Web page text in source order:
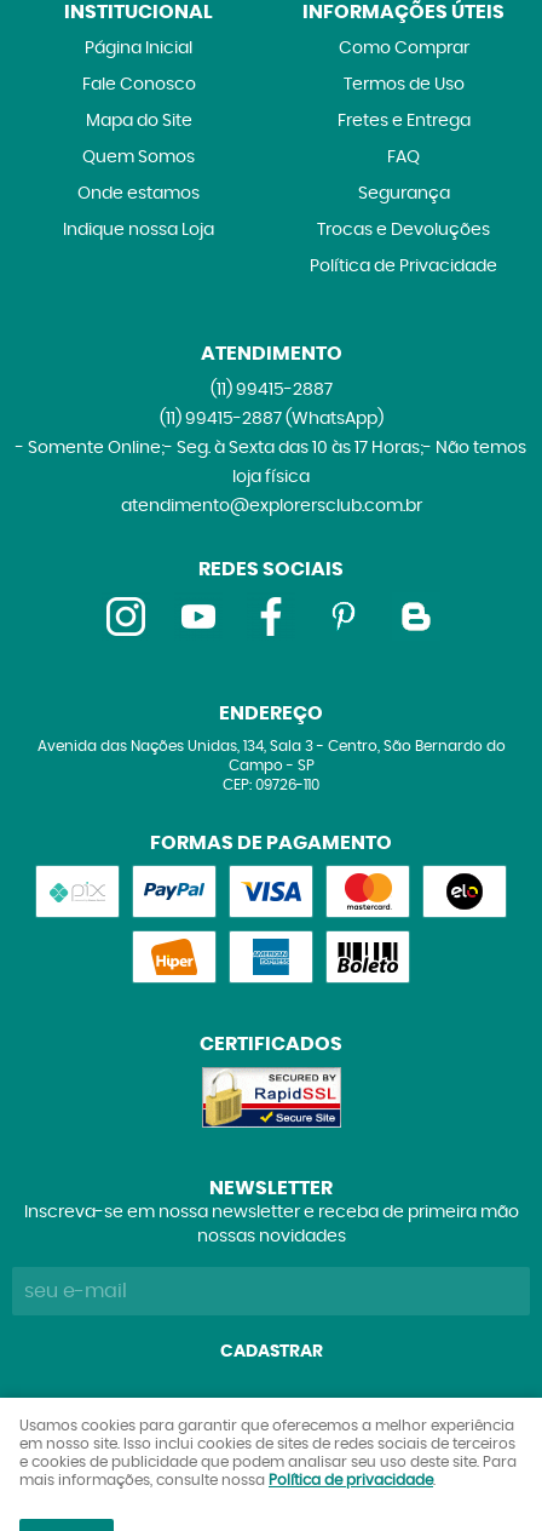
INSTITUCIONAL
Página Inicial
Fale Conosco
Mapa do Site
Quem Somos
Onde estamos
Indique nossa Loja
INFORMAÇÕES ÚTEIS
Como Comprar
Termos de Uso
Fretes e Entrega
FAQ
Segurança
Trocas e Devoluções
Política de Privacidade
ATENDIMENTO
(11)99415-2887
(11)99415-2887 (WhatsApp)
- Somente Online;- Seg. à Sexta das 10 às 17 Horas;- Não temos
loja física
atendimento@explorersclub.com.br
REDES SOCIAIS
ENDEREÇO
Avenida das Nações Unidas, 134, Sala 3- Centro, São Bernardo do
Campo- SP
CEP: 09726-110
FORMAS DE PAGAMENTO
CERTIFICADOS
NEWSLETTER
Inscreva-se em nossa newsletter e receba de primeira mão
nossas novidades
CADASTRAR
Explorers Club Comércio de Brinquedos e Colecionáveis
Ltda
CNPJ: 27.842.089/0001-90
Usamos cookies para garantir que oferecemos a melhor experiência
em nosso site. Isso inclui cookies de sites de redes sociais de terceiros
e cookies de publicidade que podem analisar seu uso deste site. Para
mais informações, consulte nossa Política de privacidade.